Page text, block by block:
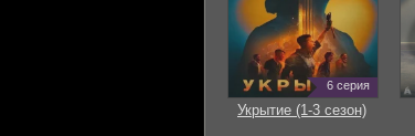
6 серия
Укрытие (1-3 сезон)